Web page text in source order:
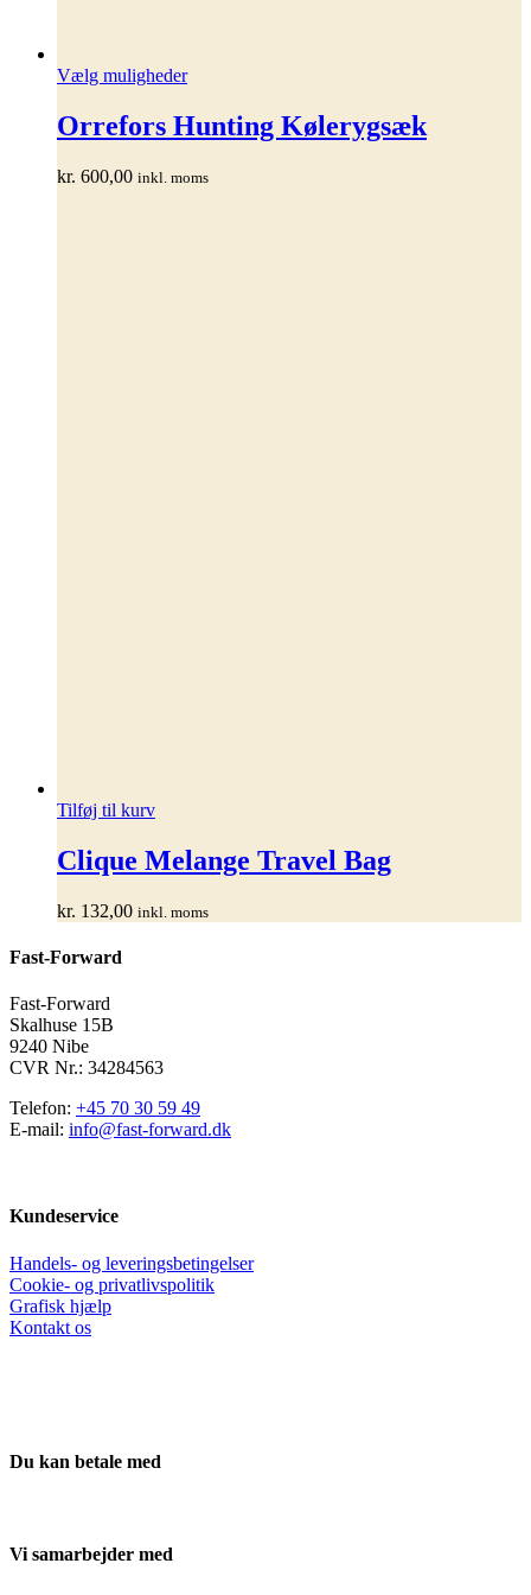
Vælg mulighederDette
har
flere
Mulighederne
Orrefors Hunting Kølerygsæk
kr. 600,00 inkl. moms
Tilføj til kurv
Clique Melange Travel Bag
kr. 132,00 inkl. moms
Fast-Forward
Fast-Forward
Skalhuse 15B
9240 Nibe
CVR Nr.: 34284563
Telefon: +45 70 30 59 49
E-mail: info@fast-forward.dk
Kundeservice
Handels- og leveringsbetingelser
Cookie- og privatlivspolitik
Grafisk hjælp
Kontakt os
Du kan betale med
Vi samarbejder med